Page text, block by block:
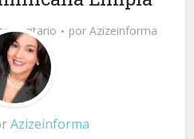
por Azizeinforma
Azizeinforma